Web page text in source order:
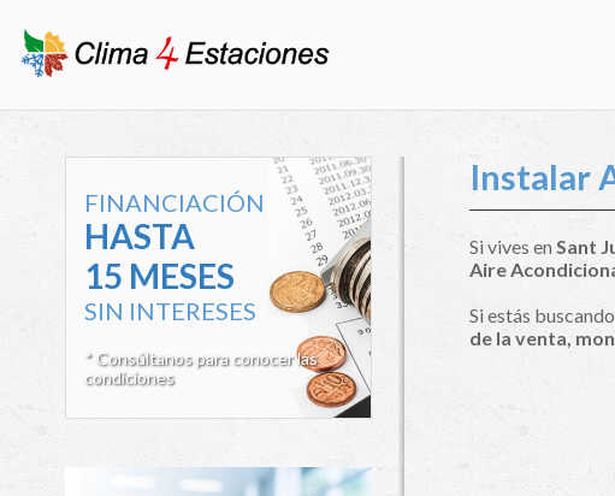
FINANCIACIÓN
HASTA
15 MESES
SIN INTERESES
* Consúltanos para conocer las
condiciones
Instalar
Si vives enSant
Aire
Si estás
de la venta,